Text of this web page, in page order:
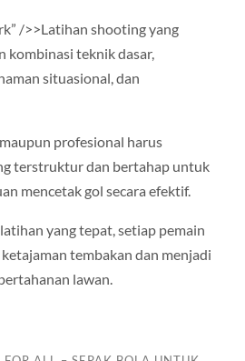
/>>Latihan shooting yang
kombinasi teknik dasar,
situasional, dan
profesional harus
terstruktur dan bertahap untuk
mencetak gol secara efektif.
yang tepat, setiap pemain
tembakan dan menjadi
lawan.